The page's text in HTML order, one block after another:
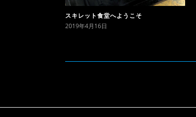
スキレット食堂へようこそ
2019年4月16日